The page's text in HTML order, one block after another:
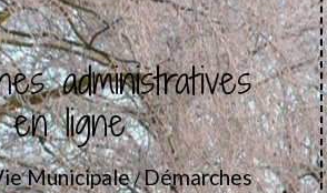
administratives
en ligne
Municipale/Démarches